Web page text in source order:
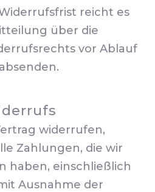
reicht es
über die
vor Ablauf
widerrufen,
Zahlungen, die wir
haben, einschließlich
Ausnahme der